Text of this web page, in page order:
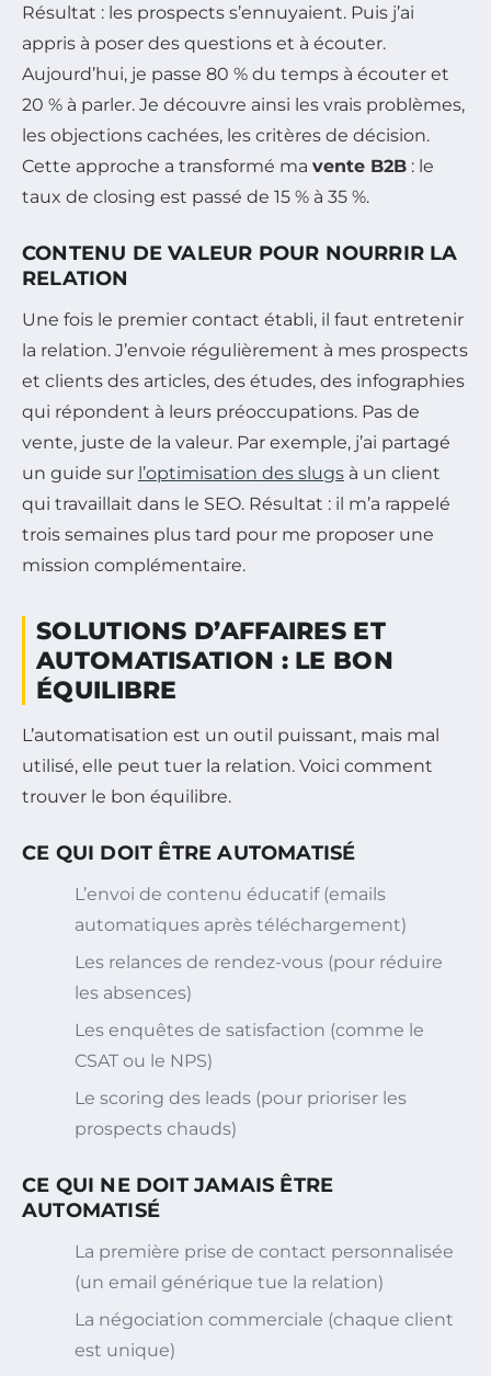
Résultat : les prospects s’ennuyaient. Puis j’ai
appris à poser des questions et à écouter.
Aujourd’hui, je passe 80 % du temps à écouter et
20 % à parler. Je découvre ainsi les vrais problèmes,
les objections cachées, les critères de décision.
Cette approche a transformé ma vente B2B : le
taux de closing est passé de 15 % à 35 %.
CONTENU DE VALEUR POUR NOURRIR LA
RELATION
Une fois le premier contact établi, il faut entretenir
la relation. J’envoie régulièrement à mes prospects
et clients des articles, des études, des infographies
qui répondent à leurs préoccupations. Pas de
vente, juste de la valeur. Par exemple, j’ai partagé
un guide sur l’optimisation des slugs à un client
qui travaillait dans le SEO. Résultat : il m’a rappelé
trois semaines plus tard pour me proposer une
mission complémentaire.
SOLUTIONS D’AFFAIRES ET
AUTOMATISATION : LE BON
ÉQUILIBRE
L’automatisation est un outil puissant, mais mal
utilisé, elle peut tuer la relation. Voici comment
trouver le bon équilibre.
CE QUI DOIT ÊTRE AUTOMATISÉ
L’envoi de contenu éducatif (emails
automatiques après téléchargement)
Les relances de rendez-vous (pour réduire
les absences)
Les enquêtes de satisfaction (comme le
CSAT ou le NPS)
Le scoring des leads (pour prioriser les
prospects chauds)
CE QUI NE DOIT JAMAIS ÊTRE
AUTOMATISÉ
La première prise de contact personnalisée
(un email générique tue la relation)
La négociation commerciale (chaque client
est unique)